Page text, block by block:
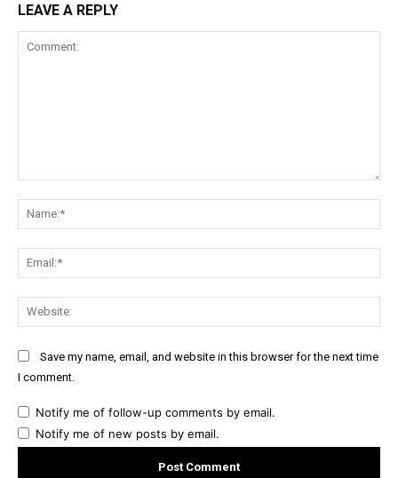
LEAVE A REPLY
Save my name, email, and website in this browser for the next time
I comment.
Notify me of follow-up comments by email.
Notify me of new posts by email.